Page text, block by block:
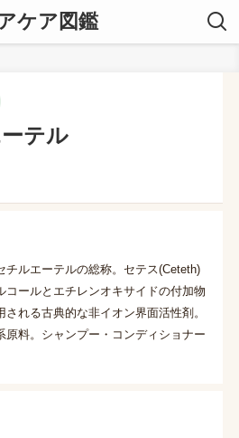
ケア図鑑
テル
チルエーテルの総称。セテス(Ceteth)
コールとエチレンオキサイドの付加物
れる古典的な非イオン界面活性剤。
原料。シャンプー・コンディショナー